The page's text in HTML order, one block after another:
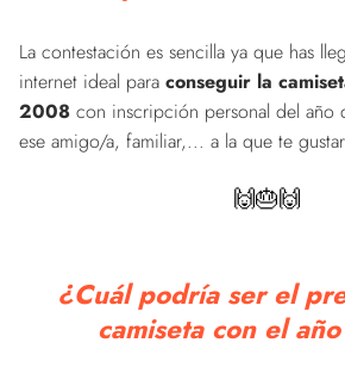
La contestación es sencilla ya que has
internet ideal para conseguir la
2008 con inscripción personal del año
ese amigo/a, familiar,... a la que te
🙌🎂🙌
¿Cuál podría ser el
camiseta con el